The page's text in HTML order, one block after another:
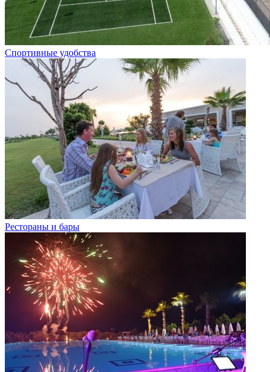
Спортивные удобства
Рестораны и бары